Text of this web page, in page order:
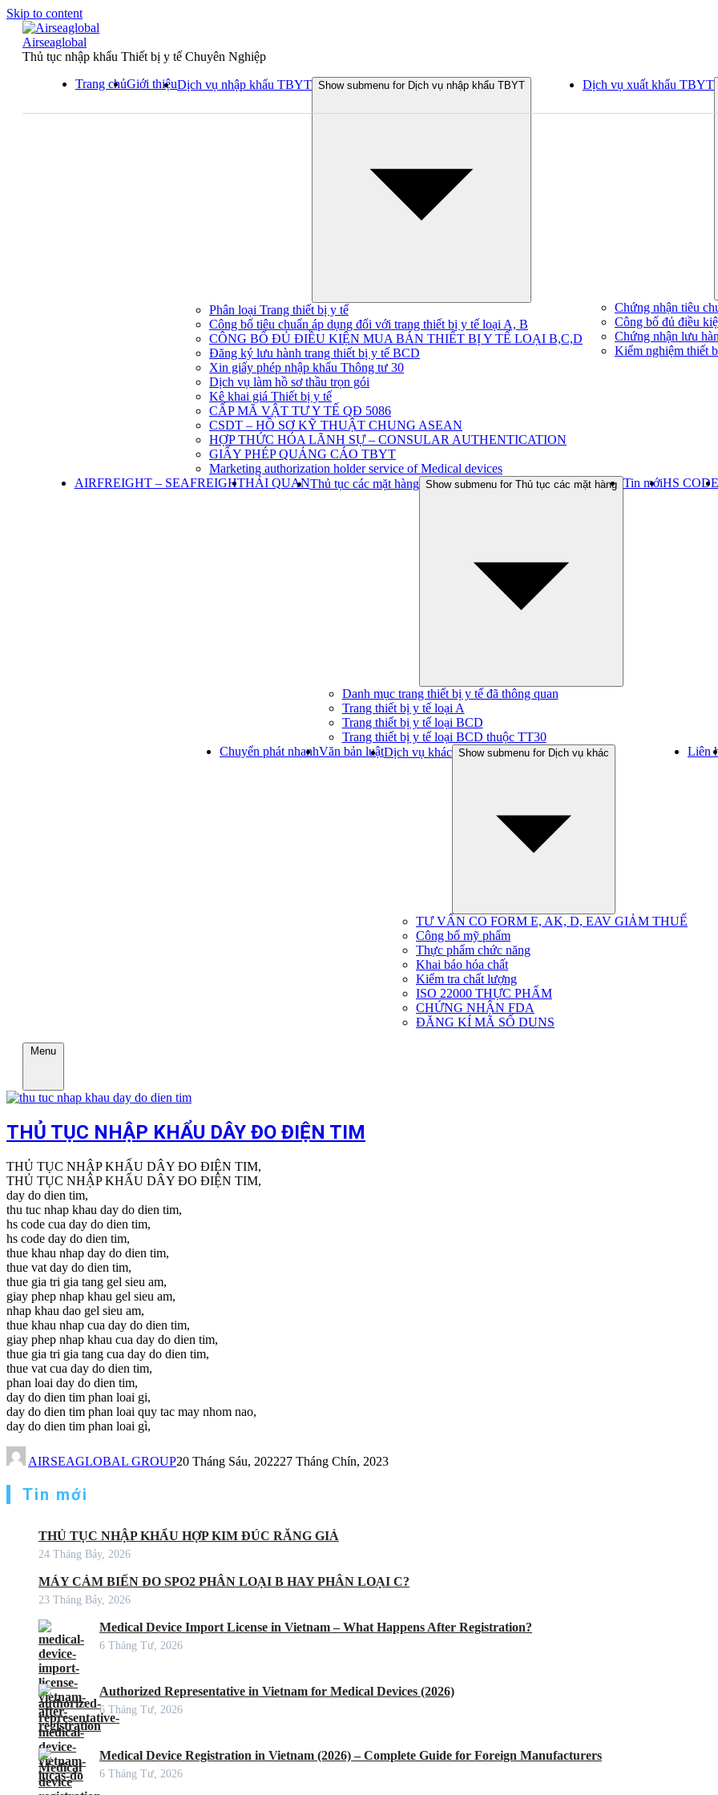
Skip to content
Airseaglobal
Thủ tục nhập khẩu Thiết bị y tế Chuyên Nghiệp
Trang chủGiới thiệuDịch vụ nhập khẩu TBYT Show submenu for Dịch vụ nhập khẩu TBYT
Phân loại Trang thiết bị y tế
Công bố tiêu chuẩn áp dụng đối với trang thiết bị y tế loại A, B
CÔNG BỐ ĐỦ ĐIỀU KIỆN MUA BÁN THIẾT BỊ Y TẾ LOẠI B,C,D
Đăng ký lưu hành trang thiết bị y tế BCD
Xin giấy phép nhập khẩu Thông tư 30
Dịch vụ làm hồ sơ thầu trọn gói
Kê khai giá Thiết bị y tế
CẤP MÃ VẬT TƯ Y TẾ QĐ 5086
CSDT – HỒ SƠ KỸ THUẬT CHUNG ASEAN
HỢP THỨC HÓA LÃNH SỰ – CONSULAR AUTHENTICATION
GIẤY PHÉP QUẢNG CÁO TBYT
Marketing authorization holder service of Medical devices
Dịch vụ xuất khẩu TBYT
Chứng nhận tiêu
Công bố đủ điều
Chứng nhận lưu
Kiểm nghiệm thiết
AIRFREIGHT – SEAFREIGHTHẢI QUANThủ tục các mặt hàng Show submenu for Thủ tục các mặt hàng
Danh mục trang thiết bị y tế đã thông quan
Trang thiết bị y tế loại A
Trang thiết bị y tế loại BCD
Trang thiết bị y tế loại BCD thuộc TT30
Tin mớiHS CODE
Chuyển phát nhanhVăn bản luậtDịch vụ khác Show submenu for Dịch vụ khác
TƯ VẤN CO FORM E, AK, D, EAV GIẢM THUẾ
Công bố mỹ phẩm
Thực phẩm chức năng
Khai báo hóa chất
Kiểm tra chất lượng
ISO 22000 THỰC PHẨM
CHỨNG NHẬN FDA
ĐĂNG KÍ MÃ SỐ DUNS
Liên
Menu
THỦ TỤC NHẬP KHẨU DÂY ĐO ĐIỆN TIM
THỦ TỤC NHẬP KHẨU DÂY ĐO ĐIỆN TIM,
THỦ TỤC NHẬP KHẨU DÂY ĐO ĐIỆN TIM,
day do dien tim,
thu tuc nhap khau day do dien tim,
hs code cua day do dien tim,
hs code day do dien tim,
thue khau nhap day do dien tim,
thue vat day do dien tim,
thue gia tri gia tang gel sieu am,
giay phep nhap khau gel sieu am,
nhap khau dao gel sieu am,
thue khau nhap cua day do dien tim,
giay phep nhap khau cua day do dien tim,
thue gia tri gia tang cua day do dien tim,
thue vat cua day do dien tim,
phan loai day do dien tim,
day do dien tim phan loai gi,
day do dien tim phan loai quy tac may nhom nao,
day do dien tim phan loai gì,
AIRSEAGLOBAL GROUP20 Tháng Sáu, 202227 Tháng Chín, 2023
Tin mới
THỦ TỤC NHẬP KHẨU HỢP KIM ĐÚC RĂNG GIẢ
24 Tháng Bảy, 2026
MÁY CẢM BIẾN ĐO SPO2 PHÂN LOẠI B HAY PHÂN LOẠI C?
23 Tháng Bảy, 2026
Medical Device Import License in Vietnam – What Happens After Registration?
6 Tháng Tư, 2026
Authorized Representative in Vietnam for Medical Devices (2026)
6 Tháng Tư, 2026
Medical Device Registration in Vietnam (2026) – Complete Guide for Foreign Manufacturers
6 Tháng Tư, 2026